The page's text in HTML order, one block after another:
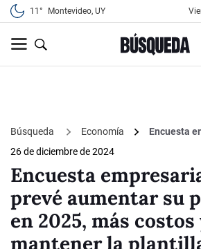
11° Montevideo, UY
Búsqueda Economía
Encuesta
26 de diciembre de 2024
Encuesta
prevé aumentar su
en 2025, más costos
mantener la